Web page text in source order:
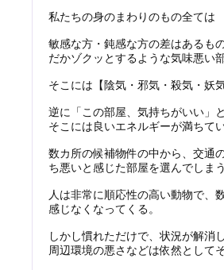
私たちの身のまわりのもの全て
敏感な方・鈍感な方の差はあるも
だかゾクッとするような気味悪い
そこには【陰気・邪気・殺気・妖
逆に「この部屋、気持ちがいい」
そこには良いエネルギーが満ちて
数カ所の候補物件の中から、交通
ち悪いと感じた部屋を選んでしま
人は非常に順応性の高い動物で、
感じなくなってくる。
しかし慣れただけで、状況が解消
周辺環境の悪さなどは依然として